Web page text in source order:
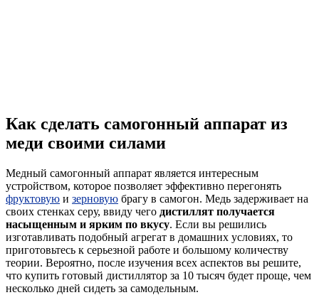
Как сделать самогонный аппарат из
меди своими силами
Медный самогонный аппарат является интересным
устройством, которое позволяет эффективно перегонять
фруктовую и зерновую брагу в самогон. Медь задерживает на
своих стенках серу, ввиду чего дистиллят получается
насыщенным и ярким по вкусу. Если вы решились
изготавливать подобный агрегат в домашних условиях, то
приготовьтесь к серьезной работе и большому количеству
теории. Вероятно, после изучения всех аспектов вы решите,
что купить готовый дистиллятор за 10 тысяч будет проще, чем
несколько дней сидеть за самодельным.